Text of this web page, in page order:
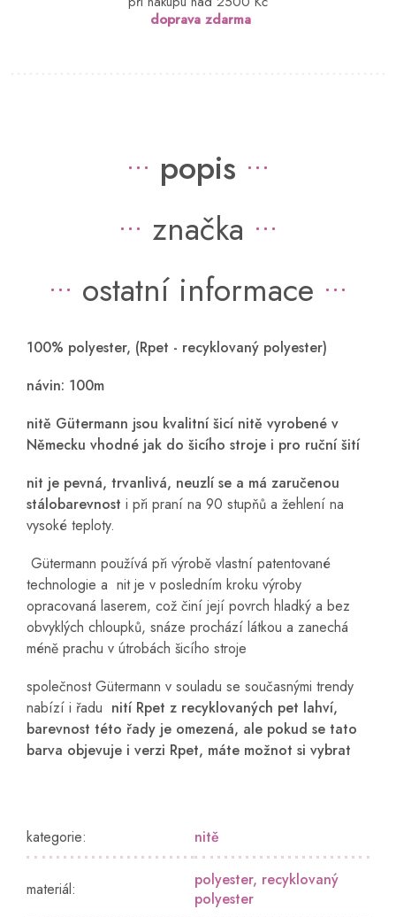
doprava zdarma
popis
značka
ostatní informace
100% polyester, (Rpet - recyklovaný polyester)
návin: 100m
nitě Gütermann jsou kvalitní šicí nitě vyrobené v
Německu vhodné jak do šicího stroje i pro ruční šití
nit je pevná, trvanlivá, neuzlí se a má zaručenou
stálobarevnost i při praní na 90 stupňů a žehlení na
vysoké teploty.
Gütermann používá při výrobě vlastní patentované
technologie a nit je v posledním kroku výroby
opracovaná laserem, což činí její povrch hladký a bez
obvyklých chloupků, snáze prochází látkou a zanechá
méně prachu v útrobách šicího stroje
společnost Gütermann v souladu se současnými trendy
nabízí i řadu nití Rpet z recyklovaných pet lahví,
barevnost této řady je omezená, ale pokud se tato
barva objevuje i verzi Rpet, máte možnot si vybrat
kategorie: nitě
materiál: polyester, recyklovaný
polyester